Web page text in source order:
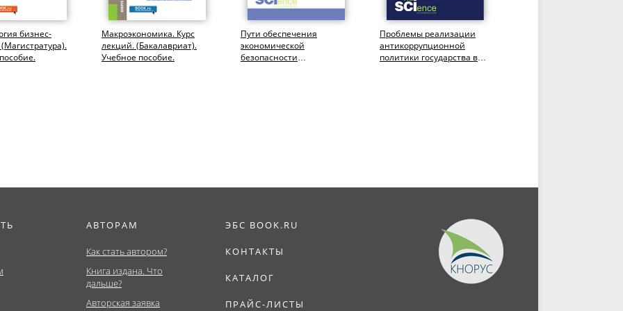
бизнес-
Макроэкономика. Курс
лекций. (Бакалавриат).
Учебное пособие.
Пути обеспечения
экономической
безопасности
Проблемы реализации
антикоррупционной
политики государства в
АВТОРАМ
Как стать автором?
Книга издана. Что
дальше?
Авторская заявка
ЭБС BOOK.RU
КОНТАКТЫ
КАТАЛОГ
ПРАЙС-ЛИСТЫ